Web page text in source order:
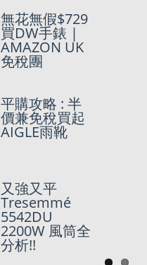
無花無假$729
買DW手錶 |
AMAZON UK
免稅團
平購攻略 : 半
價兼免稅買起
AIGLE雨靴
又強又平
Tresemmé
5542DU
2200W 風筒全
分析!!
日本唔岩仲有
英國!Prime
Day Sale 免稅
8折團
比感恩節更抵
既Amazon
Prime day 掃
貨代購代運全
HKD541一對
Birkenstock
Boston
@Amazon UK